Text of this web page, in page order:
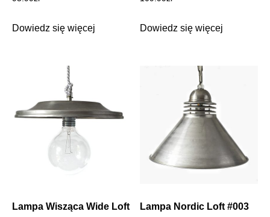
Dowiedz się więcej Dowiedz się więcej
Lampa Wisząca Wide Loft
Lampa Nordic Loft #003